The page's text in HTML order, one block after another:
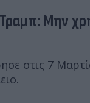
Μην
στις 7